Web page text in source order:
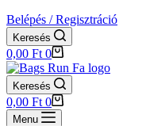
Belépés / Regisztráció
Keresés
Shopping
cart
0,00 Ft 0
Keresés
Shopping
cart
0,00 Ft 0
Menu